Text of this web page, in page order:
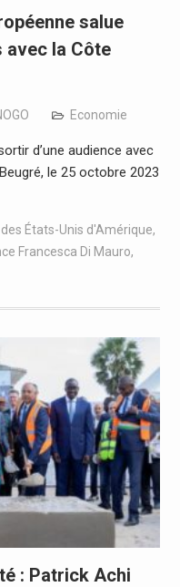
salue
avec la Côte
Economie
d’une audience avec
le 25 octobre 2023
États-Unis d'Amérique,
Francesca Di Mauro,
: Patrick Achi